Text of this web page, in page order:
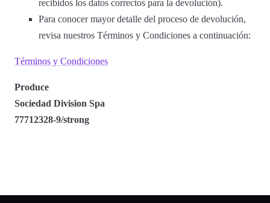
recibidos los datos correctos para la devolución).
Para conocer mayor detalle del proceso de devolución,
revisa nuestros Términos y Condiciones a continuación:
Términos y Condiciones
Produce
Sociedad Division Spa
77712328-9/strong